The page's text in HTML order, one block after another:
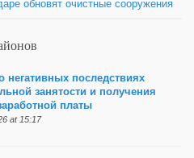
обновят очистные сооружения
негативных последствиях
занятости и получения
платы
at 15:17